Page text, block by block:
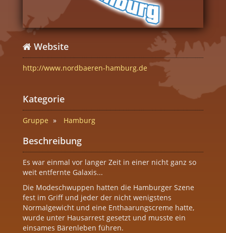
Website
http://www.nordbaeren-hamburg.de
Kategorie
Gruppe Hamburg
Beschreibung
Es war einmal vor langer Zeit in einer nicht ganz so
weit entfernte Galaxis...
Die Modeschwuppen hatten die Hamburger Szene
fest im Griff und jeder der nicht wenigstens
Normalgewicht und eine Enthaarungscreme hatte,
wurde unter Hausarrest gesetzt und musste ein
einsames Bärenleben führen.